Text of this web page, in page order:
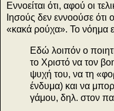
Εννοείται ότι, αφού οι
Ιησούς δεν εννοούσε
«κακά ρούχα». Το νόημα
Εδώ λοιπόν ο
το Χριστό να τον
ψυχή του, να τη
ένδυμα) και να
γάμου, δηλ. στον